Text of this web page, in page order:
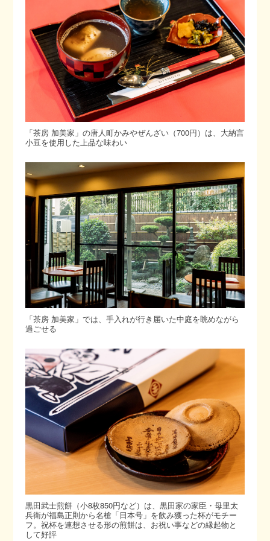
「茶房 加美家」の唐人町かみやぜんざい（700円）は、大納言
小豆を使用した上品な味わい
「茶房 加美家」では、手入れが行き届いた中庭を眺めながら
過ごせる
黒田武士煎餅（小8枚850円など）は、黒田家の家臣・母里太
兵衛が福島正則から名槍「日本号」を飲み獲った杯がモチー
フ。祝杯を連想させる形の煎餅は、お祝い事などの縁起物と
して好評